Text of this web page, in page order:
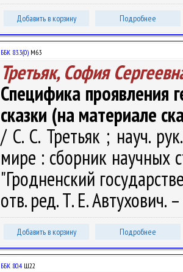
Добавить в корзину Подробнее
ББК 83.3(0) М63
Третьяк, София
Специфика проявления
сказки (на материале
/ С. С. Третьяк ; науч.
мире : сборник научных
"Гродненский
отв. ред. Т. Е.
Добавить в корзину Подробнее
ББК 80.4 Ш22